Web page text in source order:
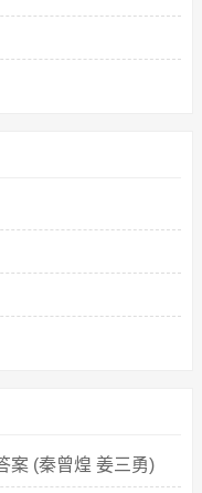
案 (秦曾煌 姜三勇)